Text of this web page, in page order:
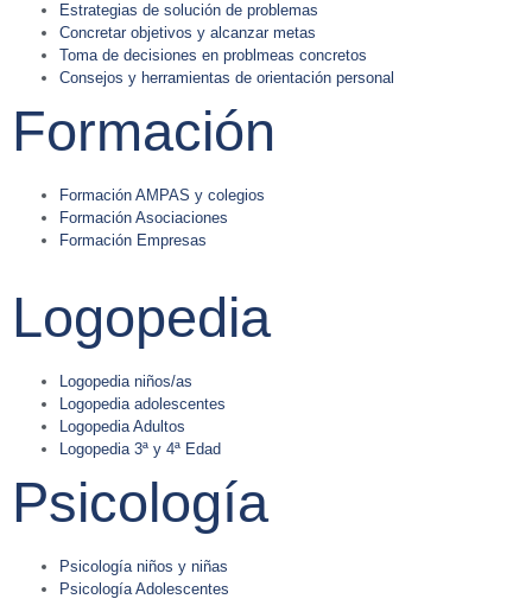
Estrategias de solución de problemas
Concretar objetivos y alcanzar metas
Toma de decisiones en problmeas concretos
Consejos y herramientas de orientación personal
Formación
Formación AMPAS y colegios
Formación Asociaciones
Formación Empresas
Logopedia
Logopedia niños/as
Logopedia adolescentes
Logopedia Adultos
Logopedia 3ª y 4ª Edad
Psicología
Psicología niños y niñas
Psicología Adolescentes